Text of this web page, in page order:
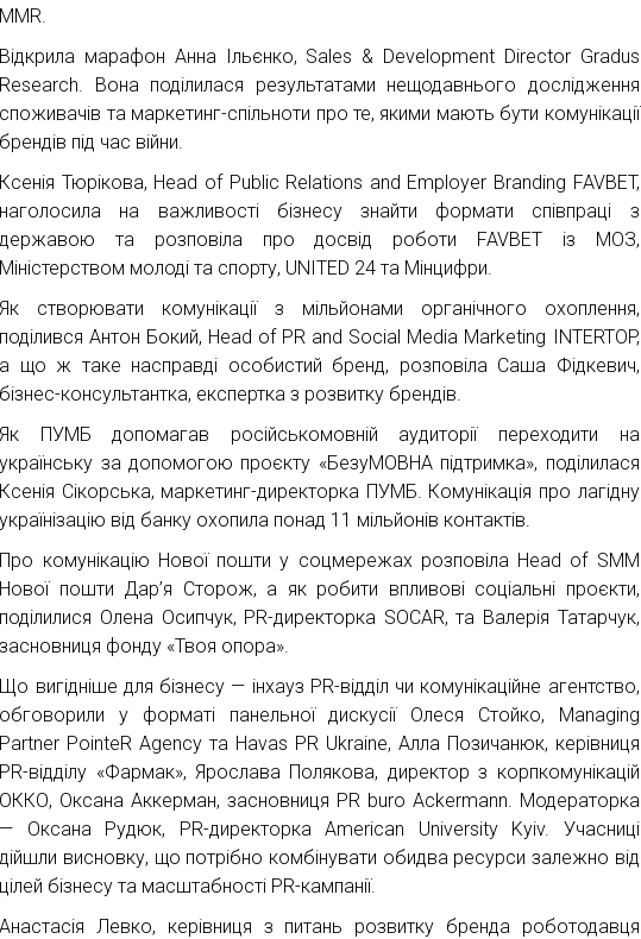
MMR.
Відкрила марафон Анна Ільєнко, Sales & Development Director Gradus
Research. Вона поділилася результатами нещодавнього дослідження
споживачів та маркетинг-спільноти про те, якими мають бути комунікації
брендів під час війни.
Ксенія Тюрікова, Head of Public Relations and Employer Branding FAVBET,
наголосила на важливості бізнесу знайти формати співпраці з
державою та розповіла про досвід роботи FAVBET із МОЗ,
Міністерством молоді та спорту, UNITED 24 та Мінцифри.
Як створювати комунікації з мільйонами органічного охоплення,
поділився Антон Бокий, Head of PR and Social Media Marketing INTERTOP,
а що ж таке насправді особистий бренд, розповіла Саша Фідкевич,
бізнес-консультантка, експертка з розвитку брендів.
Як ПУМБ допомагав російськомовній аудиторії переходити на
українську за допомогою проєкту «БезуМОВНА підтримка», поділилася
Ксенія Сікорська, маркетинг-директорка ПУМБ. Комунікація про лагідну
українізацію від банку охопила понад 11 мільйонів контактів.
Про комунікацію Нової пошти у соцмережах розповіла Head of SMM
Нової пошти Дар’я Сторож, а як робити впливові соціальні проєкти,
поділилися Олена Осипчук, PR-директорка SOCAR, та Валерія Татарчук,
засновниця фонду «Твоя опора».
Що вигідніше для бізнесу — інхауз PR-відділ чи комунікаційне агентство,
обговорили у форматі панельної дискусії Олеся Стойко, Managing
Partner PointeR Agency та Havas PR Ukraine, Алла Позичанюк, керівниця
PR-відділу «Фармак», Ярослава Полякова, директор з корпкомунікацій
ОККО, Оксана Аккерман, засновниця PR buro Ackermann. Модераторка
— Оксана Рудюк, PR-директорка American University Kyiv. Учасниці
дійшли висновку, що потрібно комбінувати обидва ресурси залежно від
цілей бізнесу та масштабності PR-кампанії.
Анастасія Левко, керівниця з питань розвитку бренда роботодавця